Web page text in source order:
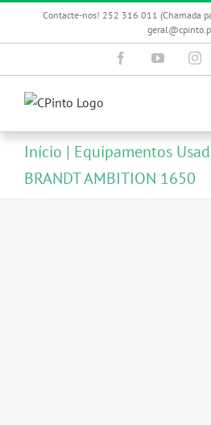
Contacte-nos! 252 316 011 (Chamada
FacebookYouTube
Início Equipamentos
BRANDT AMBITION 1650